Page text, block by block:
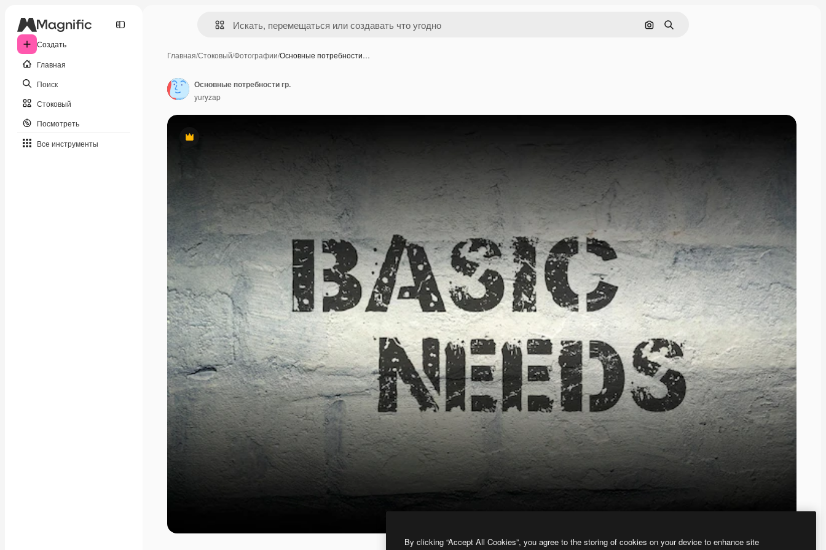
Создать
Главная
Поиск
Стоковый
Посмотреть
Все инструменты
Поиск по изображению
Поиск
Главная/Стоковый/Фотографии/Основные потребности…
Премиум
Основные потребности гр.
yuryzap
By clicking “Accept All Cookies”, you agree to the storing of cookies on your device to enhance site